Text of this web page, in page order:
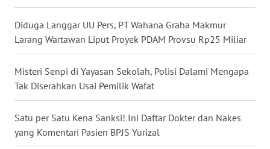
Diduga Langgar UU Pers, PT Wahana Graha Makmur
Larang Wartawan Liput Proyek PDAM Provsu Rp25 Miliar
Misteri Senpi di Yayasan Sekolah, Polisi Dalami Mengapa
Tak Diserahkan Usai Pemilik Wafat
Satu per Satu Kena Sanksi! Ini Daftar Dokter dan Nakes
yang Komentari Pasien BPJS Yurizal
WN
SULTENG
WN
SULBAR
WN
BABEL